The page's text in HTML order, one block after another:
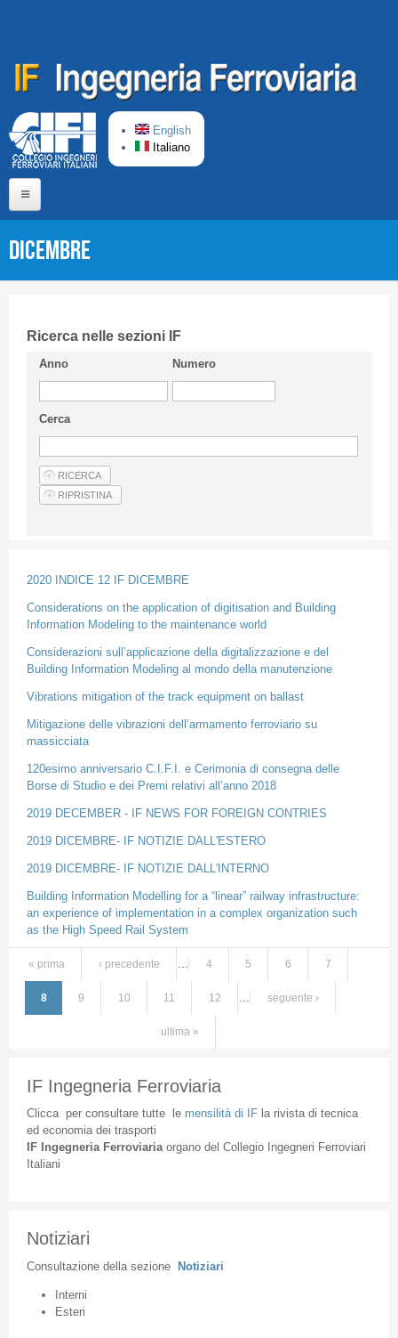
English
Italiano
CIFI in breve
Linee Guida
Privacy Policy
Articoli
Dicembre
Ricerca nelle sezioni IF
Anno Numero
Cerca
2020 INDICE 12 IF DICEMBRE
Considerations on the application of digitisation and Building
Information Modeling to the maintenance world
Considerazioni sull’applicazione della digitalizzazione e del
Building Information Modeling al mondo della manutenzione
Vibrations mitigation of the track equipment on ballast
Mitigazione delle vibrazioni dell’armamento ferroviario su
massicciata
120esimo anniversario C.I.F.I. e Cerimonia di consegna delle
Borse di Studio e dei Premi relativi all’anno 2018
2019 DECEMBER - IF NEWS FOR FOREIGN CONTRIES
2019 DICEMBRE- IF NOTIZIE DALL'ESTERO
2019 DICEMBRE- IF NOTIZIE DALL'INTERNO
Building Information Modelling for a “linear” railway infrastructure:
an experience of implementation in a complex organization such
as the High Speed Rail System
Pagine
« prima ‹ precedente … 4 5 6 7
8 9 10 11 12 … seguente ›
ultima »
IF Ingegneria Ferroviaria
Cliccaper consultare tuttele mensilità di IFla rivista di tecnica
ed economia dei trasporti
IF Ingegneria Ferroviaria organodel Collegio Ingegneri Ferroviari
Italiani
Notiziari
Consultazione della sezione Notiziari
Interni
Esteri